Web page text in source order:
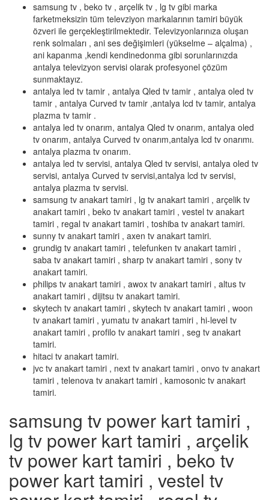
samsung tv , beko tv , arçelik tv , lg tv gibi marka
farketmeksizin tüm televziyon markalarının tamiri büyük
özveri ile gerçekleştirilmektedir. Televizyonlarınıza oluşan
renk solmaları , ani ses değişimleri (yükselme – alçalma) ,
ani kapanma ,kendi kendinedonma gibi sorunlarınızda
antalya televizyon servisi olarak profesyonel çözüm
sunmaktayız.
antalya led tv tamir , antalya Qled tv tamir , antalya oled tv
tamir , antalya Curved tv tamir ,antalya lcd tv tamir, antalya
plazma tv tamir .
antalya led tv onarım, antalya Qled tv onarım, antalya oled
tv onarım, antalya Curved tv onarım,antalya lcd tv onarımı.
antalya plazma tv onarım.
antalya led tv servisi, antalya Qled tv servisi, antalya oled tv
servisi, antalya Curved tv servisi,antalya lcd tv servisi,
antalya plazma tv servisi.
samsung tv anakart tamiri , lg tv anakart tamiri , arçelik tv
anakart tamiri , beko tv anakart tamiri , vestel tv anakart
tamiri , regal tv anakart tamiri , toshiba tv anakart tamiri.
sunny tv anakart tamiri , axen tv anakart tamiri.
grundig tv anakart tamiri , telefunken tv anakart tamiri ,
saba tv anakart tamiri , sharp tv anakart tamiri , sony tv
anakart tamiri.
philips tv anakart tamiri , awox tv anakart tamiri , altus tv
anakart tamiri , dijitsu tv anakart tamiri.
skytech tv anakart tamiri , skytech tv anakart tamiri , woon
tv anakart tamiri , yumatu tv anakart tamiri , hi-level tv
anakart tamiri , profilo tv anakart tamiri , seg tv anakart
tamiri.
hitaci tv anakart tamiri.
jvc tv anakart tamiri , next tv anakart tamiri , onvo tv anakart
tamiri , telenova tv anakart tamiri , kamosonic tv anakart
tamiri.
samsung tv power kart tamiri ,
lg tv power kart tamiri , arçelik
tv power kart tamiri , beko tv
power kart tamiri , vestel tv